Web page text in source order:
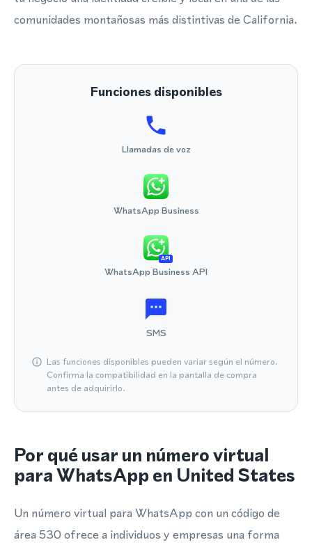
comunidades montañosas más distintivas de California.
Funciones disponibles
Llamadas de voz
WhatsApp Business
API
WhatsApp Business API
SMS
Las funciones disponibles pueden variar según el número.
Confirma la compatibilidad en la pantalla de compra
antes de adquirirlo.
Por qué usar un número virtual
para WhatsApp en United States
Un número virtual para WhatsApp con un código de
área 530 ofrece a individuos y empresas una forma